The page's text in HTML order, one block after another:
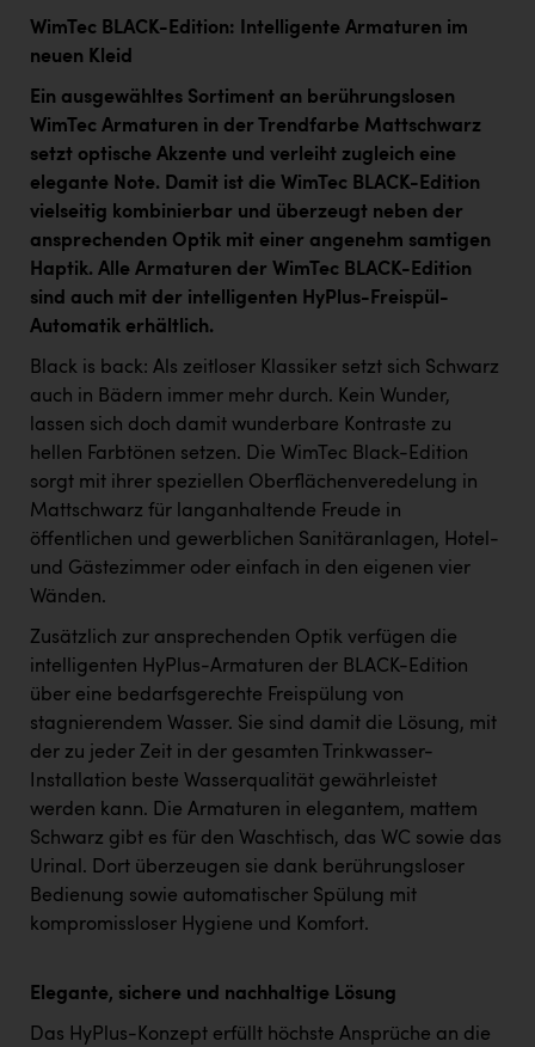
WimTec BLACK-Edition: Intelligente Armaturen im
neuen Kleid
Ein ausgewähltes Sortiment an berührungslosen
WimTec Armaturen in der Trendfarbe Mattschwarz
setzt optische Akzente und verleiht zugleich eine
elegante Note. Damit ist die WimTec BLACK-Edition
vielseitig kombinierbar und überzeugt neben der
ansprechenden Optik mit einer angenehm samtigen
Haptik. Alle Armaturen der WimTec BLACK-Edition
sind auch mit der intelligenten HyPlus-Freispül-
Automatik erhältlich.
Black is back: Als zeitloser Klassiker setzt sich Schwarz
auch in Bädern immer mehr durch. Kein Wunder,
lassen sich doch damit wunderbare Kontraste zu
hellen Farbtönen setzen. Die WimTec Black-Edition
sorgt mit ihrer speziellen Oberflächenveredelung in
Mattschwarz für langanhaltende Freude in
öffentlichen und gewerblichen Sanitäranlagen, Hotel-
und Gästezimmer oder einfach in den eigenen vier
Wänden.
Zusätzlich zur ansprechenden Optik verfügen die
intelligenten HyPlus-Armaturen der BLACK-Edition
über eine bedarfsgerechte Freispülung von
stagnierendem Wasser. Sie sind damit die Lösung, mit
der zu jeder Zeit in der gesamten Trinkwasser-
Installation beste Wasserqualität gewährleistet
werden kann. Die Armaturen in elegantem, mattem
Schwarz gibt es für den Waschtisch, das WC sowie das
Urinal. Dort überzeugen sie dank berührungsloser
Bedienung sowie automatischer Spülung mit
kompromissloser Hygiene und Komfort.
Elegante, sichere und nachhaltige Lösung
Das HyPlus-Konzept erfüllt höchste Ansprüche an die